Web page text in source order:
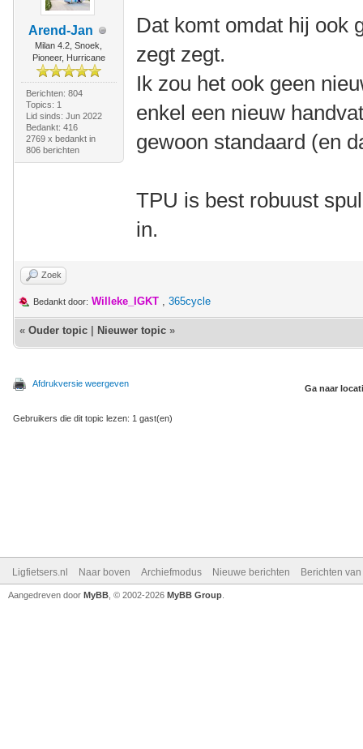
Arend-Jan
Milan 4.2, Snoek,
Pioneer, Hurricane
Berichten: 804
Topics: 1
Lid sinds: Jun 2022
Bedankt: 416
2769 x bedankt in
806 berichten
Dat komt omdat hij ook
zegt zegt.
Ik zou het ook geen
enkel een nieuw
gewoon standaard (en
TPU is best robuust
in.
Zoek
Bedankt door: Willeke_IGKT , 365cycle
« Ouder topic Nieuwer topic »
Afdrukversie weergeven Ga naar
Gebruikers die dit topic lezen: 1 gast(en)
Ligfietsers.nl Naar boven Archiefmodus Nieuwe berichten Berichten
Aangedreven door MyBB , © 2002-2026 MyBB Group